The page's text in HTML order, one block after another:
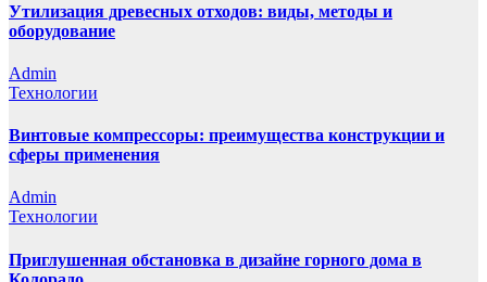
Утилизация древесных отходов: виды, методы и
оборудование
Admin
Технологии
Винтовые компрессоры: преимущества конструкции и
сферы применения
Admin
Технологии
Приглушенная обстановка в дизайне горного дома в